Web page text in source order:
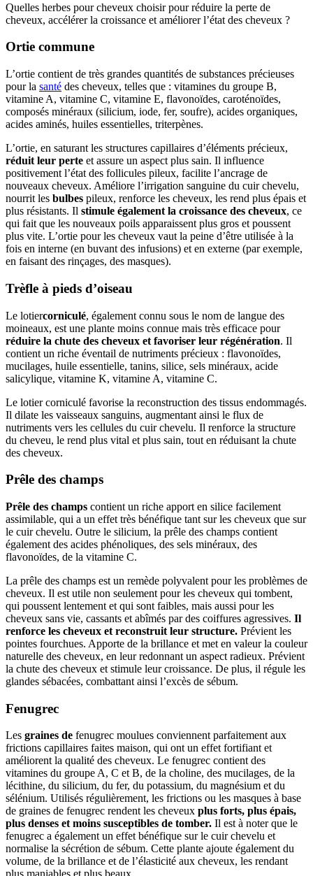
Quelles herbes pour cheveux choisir pour réduire la perte de
cheveux, accélérer la croissance et améliorer l’état des cheveux ?
Ortie commune
L’ortie contient de très grandes quantités de substances précieuses
pour la santé des cheveux, telles que : vitamines du groupe B,
vitamine A, vitamine C, vitamine E, flavonoïdes, caroténoïdes,
composés minéraux (silicium, iode, fer, soufre), acides organiques,
acides aminés, huiles essentielles, triterpènes.
L’ortie, en saturant les structures capillaires d’éléments précieux,
réduit leur perte et assure un aspect plus sain. Il influence
positivement l’état des follicules pileux, facilite l’ancrage de
nouveaux cheveux. Améliore l’irrigation sanguine du cuir chevelu,
nourrit les bulbes pileux, renforce les cheveux, les rend plus épais et
plus résistants. Il stimule également la croissance des cheveux, ce
qui fait que les nouveaux poils apparaissent plus gros et poussent
plus vite. L’ortie pour les cheveux vaut la peine d’être utilisée à la
fois en interne (en buvant des infusions) et en externe (par exemple,
en faisant des rinçages, des masques).
Trèfle à pieds d’oiseau
Le lotiercorniculé, également connu sous le nom de langue des
moineaux, est une plante moins connue mais très efficace pour
réduire la chute des cheveux et favoriser leur régénération. Il
contient un riche éventail de nutriments précieux : flavonoïdes,
mucilages, huile essentielle, tanins, silice, sels minéraux, acide
salicylique, vitamine K, vitamine A, vitamine C.
Le lotier corniculé favorise la reconstruction des tissus endommagés.
Il dilate les vaisseaux sanguins, augmentant ainsi le flux de
nutriments vers les cellules du cuir chevelu. Il renforce la structure
du cheveu, le rend plus vital et plus sain, tout en réduisant la chute
des cheveux.
Prêle des champs
Prêle des champs contient un riche apport en silice facilement
assimilable, qui a un effet très bénéfique tant sur les cheveux que sur
le cuir chevelu. Outre le silicium, la prêle des champs contient
également des acides phénoliques, des sels minéraux, des
flavonoïdes, de la vitamine C.
La prêle des champs est un remède polyvalent pour les problèmes de
cheveux. Il est utile non seulement pour les cheveux qui tombent,
qui poussent lentement et qui sont faibles, mais aussi pour les
cheveux sans vie, cassants et abîmés par des coiffures agressives. Il
renforce les cheveux et reconstruit leur structure. Prévient les
pointes fourchues. Apporte de la brillance et met en valeur la couleur
naturelle des cheveux, en leur redonnant un aspect radieux. Prévient
la chute des cheveux et stimule leur croissance. De plus, il régule les
glandes sébacées, combattant ainsi l’excès de sébum.
Fenugrec
Les graines de fenugrec moulues conviennent parfaitement aux
frictions capillaires faites maison, qui ont un effet fortifiant et
améliorent la qualité des cheveux. Le fenugrec contient des
vitamines du groupe A, C et B, de la choline, des mucilages, de la
lécithine, du silicium, du fer, du potassium, du magnésium et du
sélénium. Utilisés régulièrement, les frictions ou les masques à base
de graines de fenugrec rendent les cheveux plus forts, plus épais,
plus denses et moins susceptibles de tomber. Il est à noter que le
fenugrec a également un effet bénéfique sur le cuir chevelu et
normalise la sécrétion de sébum. Cette plante ajoute également du
volume, de la brillance et de l’élasticité aux cheveux, les rendant